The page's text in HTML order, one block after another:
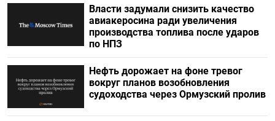
Власти задумали снизить качество
авиакеросина ради увеличения
производства топлива после ударов
по НПЗ
Нефть дорожает на фоне тревог
вокруг планов возобновления
судоходства через Ормузский пролив